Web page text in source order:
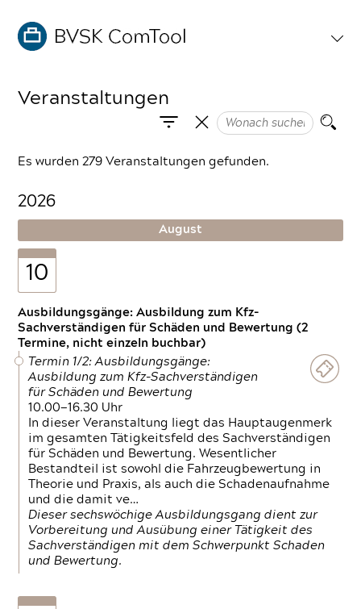
Veranstaltungen
Es wurden 279 Veranstaltungen gefunden.
2026
August
10
Ausbildungsgänge: Ausbildung zum Kfz-
Sachverständigen für Schäden und Bewertung (2
Termine, nicht einzeln buchbar)
Termin 1/2: Ausbildungsgänge:
Ausbildung zum Kfz-Sachverständigen
für Schäden und Bewertung
10.00—16.30 Uhr
In dieser Veranstaltung liegt das Hauptaugenmerk
im gesamten Tätigkeitsfeld des Sachverständigen
für Schäden und Bewertung. Wesentlicher
Bestandteil ist sowohl die Fahrzeugbewertung in
Theorie und Praxis, als auch die Schadenaufnahme
und die damit ve…
Dieser sechswöchige Ausbildungsgang dient zur
Vorbereitung und Ausübung einer Tätigkeit des
Sachverständigen mit dem Schwerpunkt Schaden
und Bewertung.